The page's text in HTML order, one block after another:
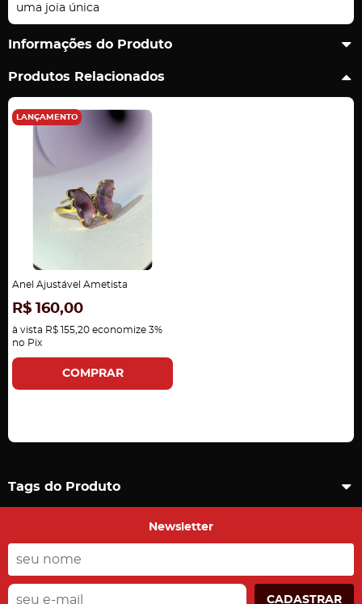
uma joia única
Informações do Produto
Produtos Relacionados
LANÇAMENTO
Anel Ajustável Ametista
R$ 160,00
à vista R$ 155,20 economize 3%
no Pix
COMPRAR
Tags do Produto
Newsletter
CADASTRAR